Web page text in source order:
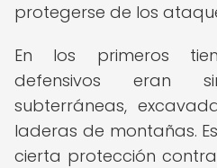
protegerse de los
En los primeros
defensivos eran
subterráneas,
laderas de montañas.
cierta protección